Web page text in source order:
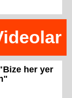
her yer